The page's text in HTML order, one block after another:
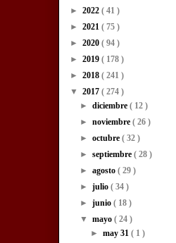
► 2022 ( 41 )
► 2021 ( 75 )
► 2020 ( 94 )
► 2019 ( 178 )
► 2018 ( 241 )
▼ 2017 ( 274 )
►diciembre( 12 )
►noviembre( 26 )
►octubre( 32 )
►septiembre( 28 )
►agosto( 29 )
►julio( 34 )
►junio( 18 )
▼mayo( 24 )
► may 31 ( 1 )